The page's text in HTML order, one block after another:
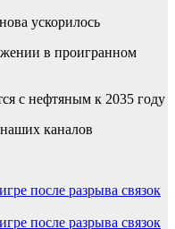
ускорилось
в проигранном
с нефтяным к 2035 году
каналов
после разрыва связок
после разрыва связок